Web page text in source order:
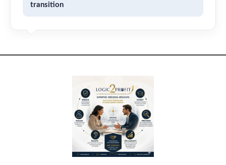
transition